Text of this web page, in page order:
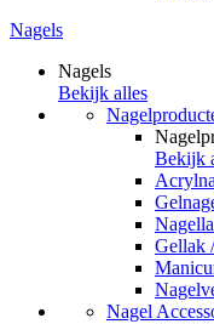
Nagels
Nagels
Bekijk alles
Bekijk
Gellak
Nagel